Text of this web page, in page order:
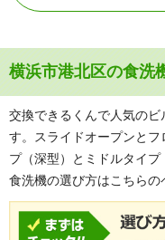
横浜市港北区の食洗
交換できるくんで人気のビ
す。スライドオープンと
プ（深型）とミドルタイ
食洗機の選び方はこちらの